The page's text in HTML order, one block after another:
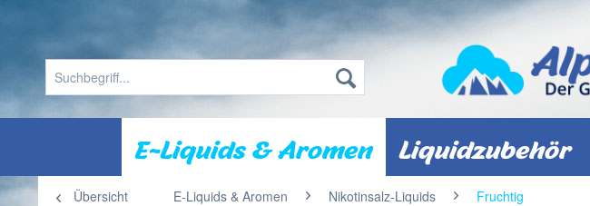
E-Liquids & Aromen Liquidzubehör
Übersicht E-Liquids & Aromen Nikotinsalz-Liquids Fruchtig